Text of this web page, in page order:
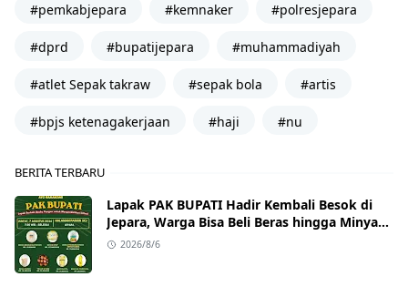
#pemkabjepara #kemnaker #polresjepara
#dprd #bupatijepara #muhammadiyah
#atlet Sepak takraw #sepak bola #artis
#bpjs ketenagakerjaan #haji #nu
BERITA TERBARU
Lapak PAK BUPATI Hadir Kembali Besok di
Jepara, Warga Bisa Beli Beras hingga Minyak
Goreng dengan Harga Terjangkau
2026/8/6